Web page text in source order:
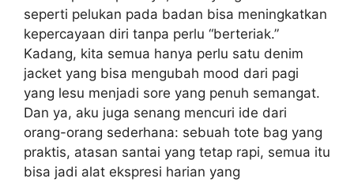
seperti pelukan pada badan bisa meningkatkan
kepercayaan diri tanpa perlu “berteriak.”
Kadang, kita semua hanya perlu satu denim
jacket yang bisa mengubah mood dari pagi
yang lesu menjadi sore yang penuh semangat.
Dan ya, aku juga senang mencuri ide dari
orang-orang sederhana: sebuah tote bag yang
praktis, atasan santai yang tetap rapi, semua itu
bisa jadi alat ekspresi harian yang